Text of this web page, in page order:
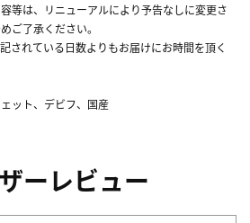
等は、リニューアルにより予告なしに変更さ
ご了承ください。
されている日数よりもお届けにお時間を頂く
ット、デビフ、国産
ーレビュー